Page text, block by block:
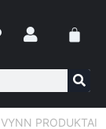
PRODUKTAI